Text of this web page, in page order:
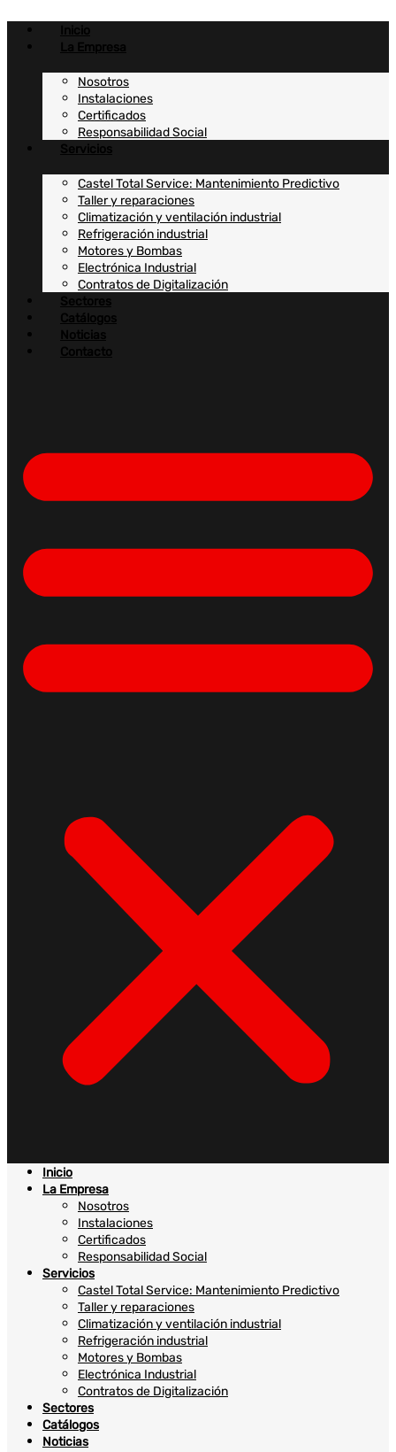
contenido
Inicio
La Empresa
Nosotros
Instalaciones
Certificados
Responsabilidad Social
Servicios
Castel Total Service: Mantenimiento Predictivo
Taller y reparaciones
Climatización y ventilación industrial
Refrigeración industrial
Motores y Bombas
Electrónica Industrial
Contratos de Digitalización
Sectores
Catálogos
Noticias
Contacto
Inicio
La Empresa
Nosotros
Instalaciones
Certificados
Responsabilidad Social
Servicios
Castel Total Service: Mantenimiento Predictivo
Taller y reparaciones
Climatización y ventilación industrial
Refrigeración industrial
Motores y Bombas
Electrónica Industrial
Contratos de Digitalización
Sectores
Catálogos
Noticias